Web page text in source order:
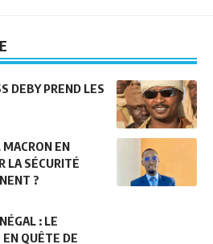
DEBY PREND LES
EN
LA SÉCURITÉ
?
: LE
QUÊTE DE